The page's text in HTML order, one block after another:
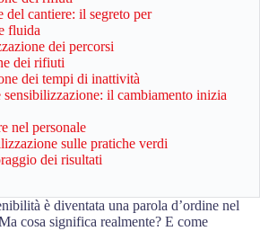
del cantiere: il segreto per
fluida
dei percorsi
dei rifiuti
dei tempi di inattività
sensibilizzazione: il cambiamento inizia
nel personale
sulle pratiche verdi
dei risultati
è diventata una parola d’ordine nel
cosa significa realmente? E come